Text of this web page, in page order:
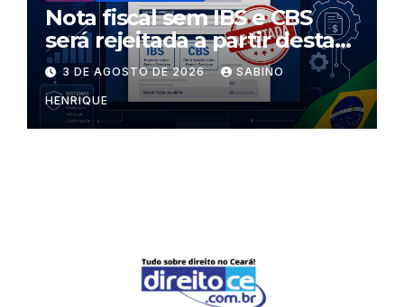
Nota fiscal sem IBS e CBS
será rejeitada a partir desta
segunda-feira
3 DE AGOSTO DE 2026 SABINO
HENRIQUE